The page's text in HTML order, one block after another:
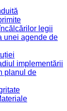
legii
unei agende de
implementării
planul de